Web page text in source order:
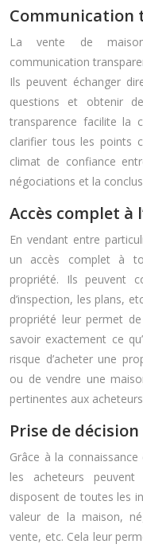
Communication
La vente de
communication
Ils peuvent échanger
questions et obtenir
transparence facilite la
clarifier tous les points
climat de confiance
négociations et la
Accès complet à
En vendant entre
un accès complet à
propriété. Ils peuvent
d’inspection, les plans,
propriété leur permet
savoir exactement ce
risque d’acheter une
ou de vendre une
pertinentes aux
Prise de
Grâce à la
les acheteurs
disposent de toutes les
valeur de la maison,
vente, etc. Cela leur